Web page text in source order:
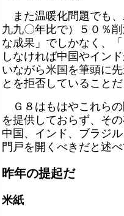
また温暖化問題でも
九九〇年比で）５０％
な成果」でしかなく、
しなければ中国やイン
いながら米国を筆頭に
とを拒否していること
Ｇ８はもはやこれら
を提供しておらず、そ
中国、インド、ブラジ
門戸を開くべきだと述
昨年の提起だ
米紙